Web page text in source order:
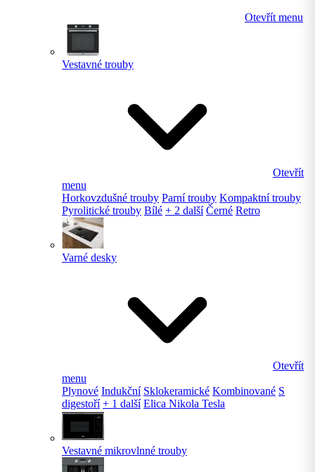
Otevřít menu
Vestavné trouby
Otevřít
menu
Horkovzdušné trouby Parní trouby Kompaktní trouby
Pyrolitické trouby Bílé + 2 další Černé Retro
Varné desky
Otevřít
menu
Plynové Indukční Sklokeramické Kombinované S
digestoří + 1 další Elica Nikola Tesla
Vestavné mikrovlnné trouby